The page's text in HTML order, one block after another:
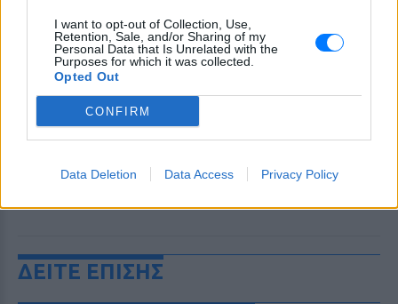
I want to opt-out of Collection, Use,
Retention, Sale, and/or Sharing of my
Personal Data that Is Unrelated with the
Purposes for which it was collected.
Opted Out
CONFIRM
Data Deletion Data Access Privacy Policy
ΔΕΙΤΕ ΕΠΙΣΗΣ